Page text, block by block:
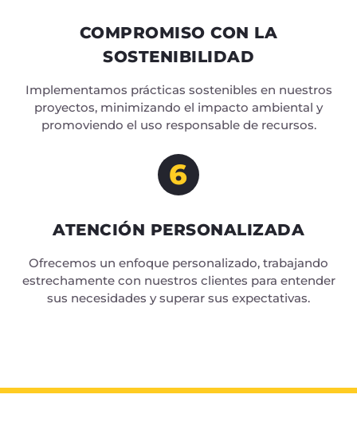
COMPROMISO CON LA
SOSTENIBILIDAD
Implementamos prácticas sostenibles en nuestros
proyectos, minimizando el impacto ambiental y
promoviendo el uso responsable de recursos.
6
ATENCIÓN PERSONALIZADA
Ofrecemos un enfoque personalizado, trabajando
estrechamente con nuestros clientes para entender
sus necesidades y superar sus expectativas.